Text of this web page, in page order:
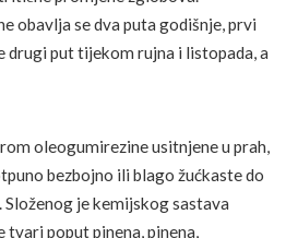
obavlja se dva puta godišnje, prvi
drugi put tijekom rujna i listopada, a
oleogumirezine usitnjene u prah,
bezbojno ili blago žućkaste do
je kemijskog sastava
poput pinena, pinena,